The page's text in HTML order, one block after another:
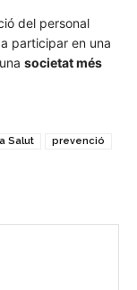
del personal
participar en una
societat més
Salut prevenció